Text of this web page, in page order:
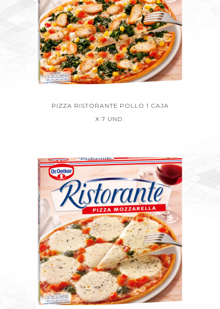
PIZZA RISTORANTE POLLO 1 CAJA
X 7 UND.